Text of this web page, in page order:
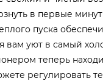
в первые
пуска
вам уют в самый
теперь
регулировать